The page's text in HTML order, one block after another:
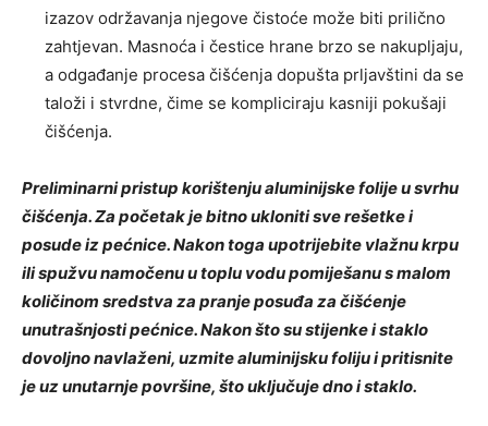
izazov održavanja njegove čistoće može biti prilično
zahtjevan. Masnoća i čestice hrane brzo se nakupljaju,
a odgađanje procesa čišćenja dopušta prljavštini da se
taloži i stvrdne, čime se kompliciraju kasniji pokušaji
čišćenja.
Preliminarni pristup korištenju aluminijske folije u svrhu
čišćenja. Za početak je bitno ukloniti sve rešetke i
posude iz pećnice. Nakon toga upotrijebite vlažnu krpu
ili spužvu namočenu u toplu vodu pomiješanu s malom
količinom sredstva za pranje posuđa za čišćenje
unutrašnjosti pećnice. Nakon što su stijenke i staklo
dovoljno navlaženi, uzmite aluminijsku foliju i pritisnite
je uz unutarnje površine, što uključuje dno i staklo.